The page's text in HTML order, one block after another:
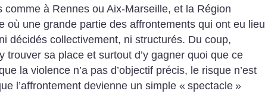
comme à Rennes ou Aix-Marseille, et la Région
où une grande partie des affrontements qui ont eu lieu
décidés collectivement, ni structurés. Du coup,
trouver sa place et surtout d’y gagner quoi que ce
la violence n’a pas d’objectif précis, le risque n’est
l’affrontement devienne un simple « spectacle »